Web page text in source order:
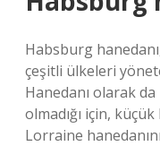
Habsburg
çeşitli ülkeleri
Hanedanı olarak
olmadığı için,
Lorraine